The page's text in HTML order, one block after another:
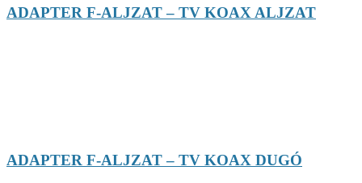
ADAPTER F-ALJZAT – TV KOAX ALJZAT
ADAPTER F-ALJZAT – TV KOAX DUGÓ